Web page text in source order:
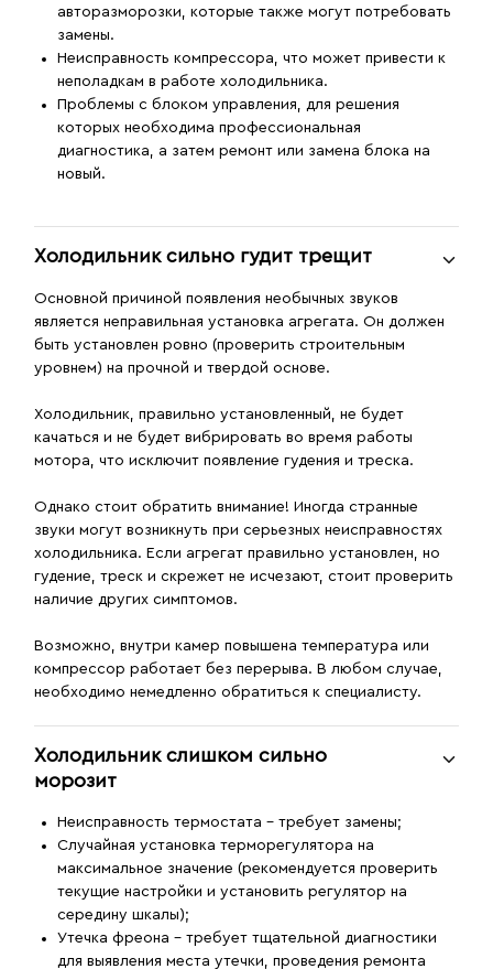
авторазморозки, которые также могут потребовать
замены.
Неисправность компрессора, что может привести к
неполадкам в работе холодильника.
Проблемы с блоком управления, для решения
которых необходима профессиональная
диагностика, а затем ремонт или замена блока на
новый.
Холодильник сильно гудит трещит
Основной причиной появления необычных звуков
является неправильная установка агрегата. Он должен
быть установлен ровно (проверить строительным
уровнем) на прочной и твердой основе.
Холодильник, правильно установленный, не будет
качаться и не будет вибрировать во время работы
мотора, что исключит появление гудения и треска.
Однако стоит обратить внимание! Иногда странные
звуки могут возникнуть при серьезных неисправностях
холодильника. Если агрегат правильно установлен, но
гудение, треск и скрежет не исчезают, стоит проверить
наличие других симптомов.
Возможно, внутри камер повышена температура или
компрессор работает без перерыва. В любом случае,
необходимо немедленно обратиться к специалисту.
Холодильник слишком сильно
морозит
Неисправность термостата - требует замены;
Случайная установка терморегулятора на
максимальное значение (рекомендуется проверить
текущие настройки и установить регулятор на
середину шкалы);
Утечка фреона - требует тщательной диагностики
для выявления места утечки, проведения ремонта